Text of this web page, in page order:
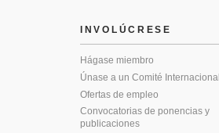
INVOLÚCRESE
Hágase miembro
Únase a un Comité Internacional
Ofertas de empleo
Convocatorias de ponencias y
publicaciones